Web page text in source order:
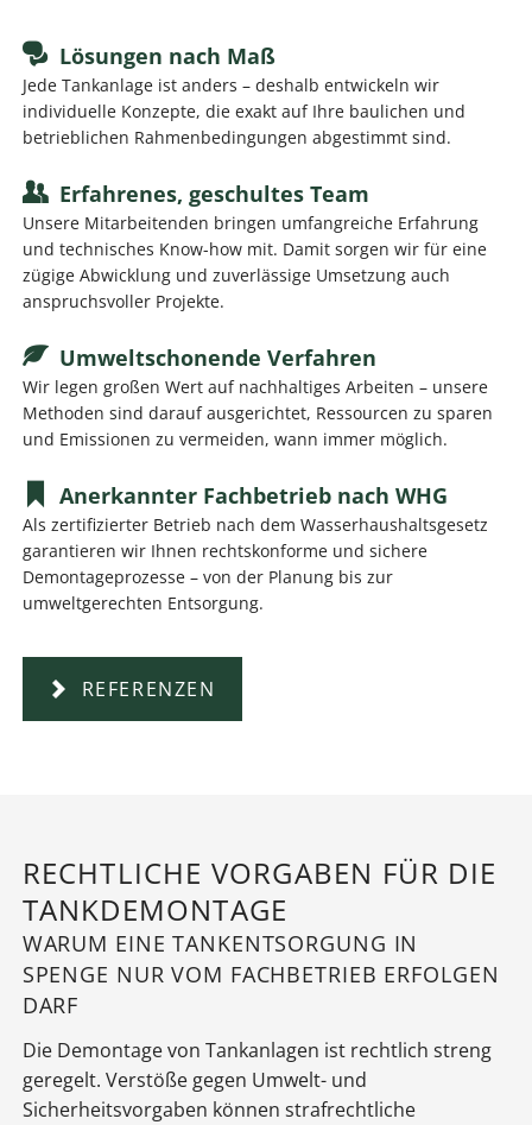
Lösungen nach Maß
Jede Tankanlage ist anders – deshalb entwickeln wir
individuelle Konzepte, die exakt auf Ihre baulichen und
betrieblichen Rahmenbedingungen abgestimmt sind.
Erfahrenes, geschultes Team
Unsere Mitarbeitenden bringen umfangreiche Erfahrung
und technisches Know-how mit. Damit sorgen wir für eine
zügige Abwicklung und zuverlässige Umsetzung auch
anspruchsvoller Projekte.
Umweltschonende Verfahren
Wir legen großen Wert auf nachhaltiges Arbeiten – unsere
Methoden sind darauf ausgerichtet, Ressourcen zu sparen
und Emissionen zu vermeiden, wann immer möglich.
Anerkannter Fachbetrieb nach WHG
Als zertifizierter Betrieb nach dem Wasserhaushaltsgesetz
garantieren wir Ihnen rechtskonforme und sichere
Demontageprozesse – von der Planung bis zur
umweltgerechten Entsorgung.
REFERENZEN
RECHTLICHE VORGABEN FÜR DIE
TANKDEMONTAGE
WARUM EINE TANKENTSORGUNG IN
SPENGE NUR VOM FACHBETRIEB ERFOLGEN
DARF
Die Demontage von Tankanlagen ist rechtlich streng
geregelt. Verstöße gegen Umwelt- und
Sicherheitsvorgaben können strafrechtliche